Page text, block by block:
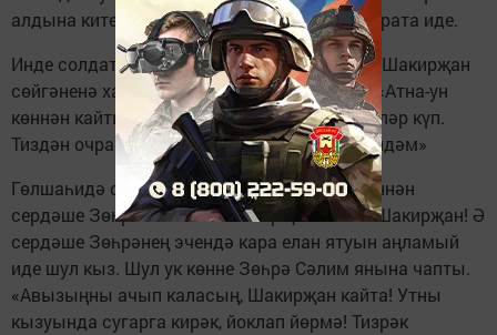
алдына китереп, якты хыялларга чумарга ярата иде.
Инде солдат хезмәте дә тәмамланып килә. Шакирҗан
сөйгәненә хат язып салды. Хат кыска иде: «Атна-ун
көннән кайтыр юлга чыгам. Сөйләшәсе сүзләр күп.
Тиздән очрашабыз, бергә булабыз, Гөлшаһидәм»
Гөлшаһидә сөйгәненнән хат алгач, сөенеченнән
сердәше Зөһрәгә чапты. Шакирҗан кайта! Шакирҗан! Ә
сердәше Зөһрәнең эчендә кара елан ятуын аңламый
иде шул кыз. Шул ук көнне Зөһрә Сәлим янына чапты.
«Авызыңны ачып каласың, Шакирҗан кайта! Утны
кызуында сугарга кирәк, йоклап йөрмә! Тизрәк